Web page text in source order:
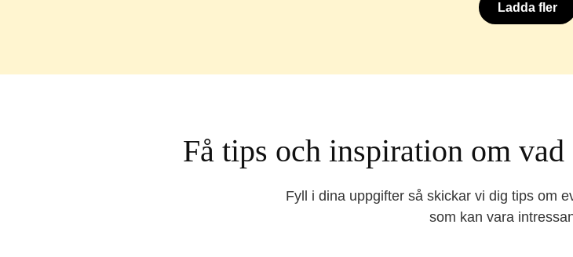
Ladda fler
Få tips och inspiration om
Fyll i dina uppgifter så skickar vi dig tips om
som kan vara